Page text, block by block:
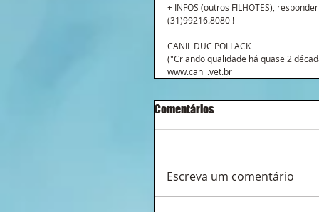
+ INFOS (outros FILHOTES),
(31)99216.8080 !
CANIL DUC POLLACK
("Criando qualidade há quase 2
www.canil.vet.br
Comentários
Escreva um comentário